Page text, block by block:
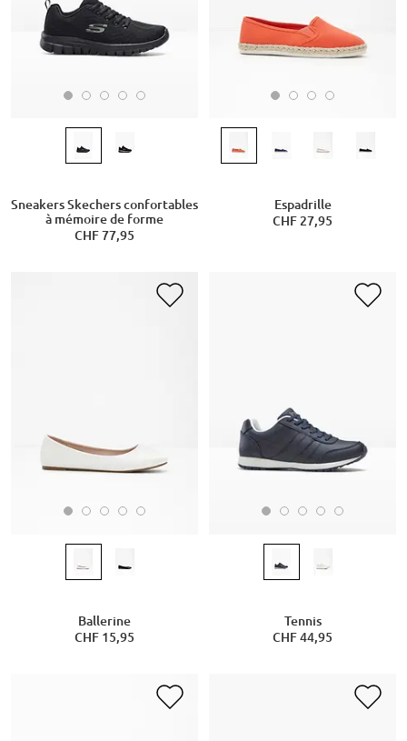
Sneakers Skechers confortables
à mémoire de forme
CHF 77,95
Espadrille
CHF 27,95
Ballerine
CHF 15,95
Tennis
CHF 44,95